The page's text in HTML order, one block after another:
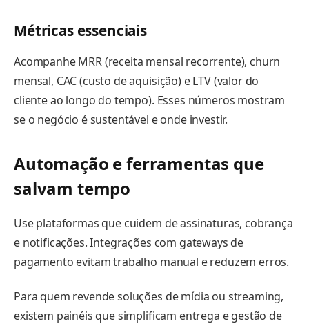
Métricas essenciais
Acompanhe MRR (receita mensal recorrente), churn
mensal, CAC (custo de aquisição) e LTV (valor do
cliente ao longo do tempo). Esses números mostram
se o negócio é sustentável e onde investir.
Automação e ferramentas que
salvam tempo
Use plataformas que cuidem de assinaturas, cobrança
e notificações. Integrações com gateways de
pagamento evitam trabalho manual e reduzem erros.
Para quem revende soluções de mídia ou streaming,
existem painéis que simplificam entrega e gestão de